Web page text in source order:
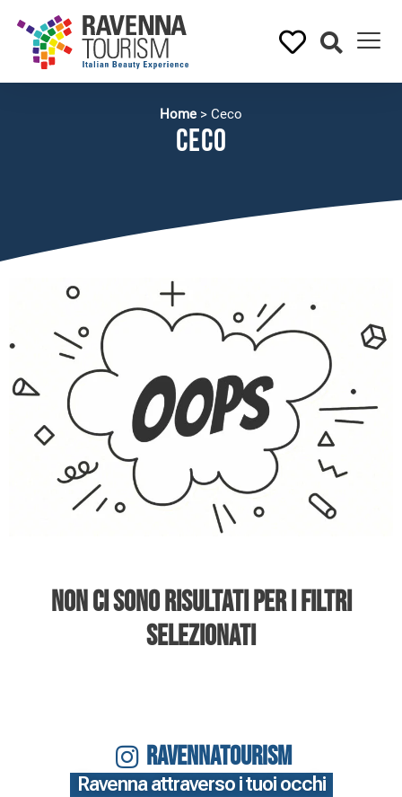
Home > Ceco
Ceco
Non ci sono risultati per i filtri
selezionati
RAVENNATOURISM
Ravenna attraverso i tuoi occhi